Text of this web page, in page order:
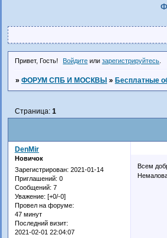
Привет, Гость! Войдите илизарегистрируйтесь
» ФОРУМ СПБ И МОСКВЫ » Бесплатные
Страница: 1
DenMir
Новичок
Зарегистрирован: 2021-01-14
Приглашений: 0
Сообщений: 7
Уважение: [+0/-0]
Провел на форуме:
47 минут
Последний визит:
2021-02-01 22:04:07
Всем